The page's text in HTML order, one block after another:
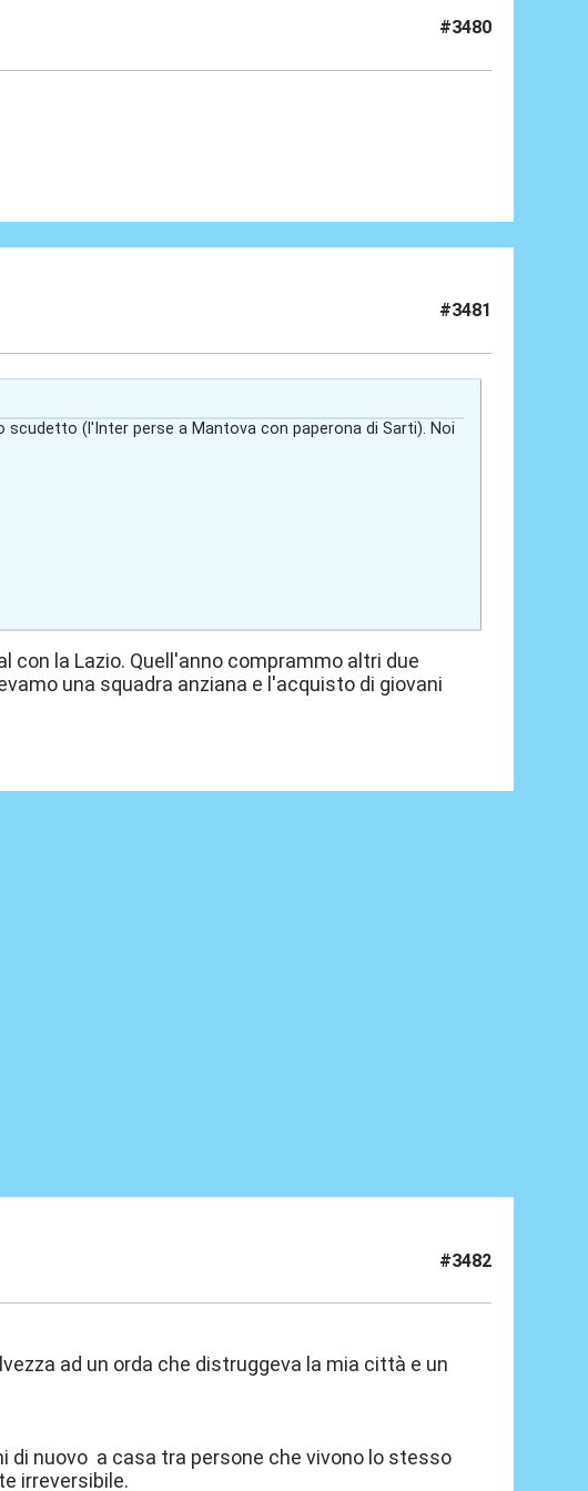
#3480
#3481
scudetto (l'Inter perse a Mantova con paperona di Sarti). Noi
con la Lazio. Quell'anno comprammo altri due
una squadra anziana e l'acquisto di giovani
#3482
ad un orda che distruggeva la mia città e un
di nuovo a casa tra persone che vivono lo stesso
irreversibile.